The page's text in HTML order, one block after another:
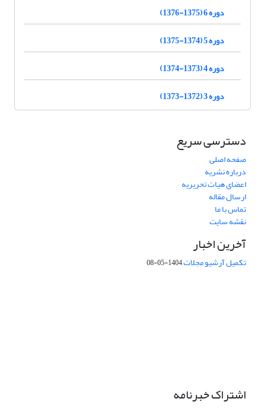
دوره 6 (1375-1376)
دوره 5 (1374-1375)
دوره 4 (1373-1374)
دوره 3 (1372-1373)
دسترسی سریع
صفحه اصلی
درباره نشریه
اعضای هیات تحریریه
ارسال مقاله
تماس با ما
نقشه سایت
آخرین اخبار
تکمیل آرشیو مجلات1404-05-08
اشتراک خبرنامه